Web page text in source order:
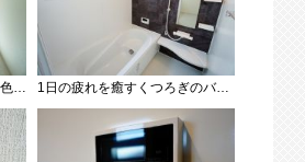
明るい洋室です。ナチュラル色のフローリングで開放的な優しい雰囲気になっています＾＾ベッドや机、ＴＶを置いてもゆとりのある広さです。 1日の疲れを癒すくつろぎのバスルーム。足を伸ばしてもゆったりと入れるサイズです。お子様と一緒にお風呂に入っても狭くないですね^^